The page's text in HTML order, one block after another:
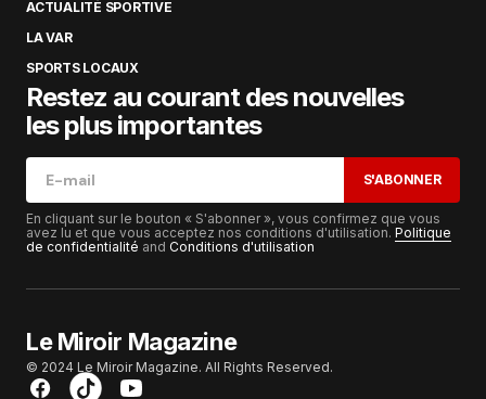
ACTUALITÉ SPORTIVE
LA VAR
SPORTS LOCAUX
Restez au courant des nouvelles
les plus importantes
S'ABONNER
En cliquant sur le bouton « S'abonner », vous confirmez que vous
avez lu et que vous acceptez nos conditions d'utilisation. Politique
de confidentialité and Conditions d'utilisation
Le Miroir Magazine
© 2024 Le Miroir Magazine. All Rights Reserved.